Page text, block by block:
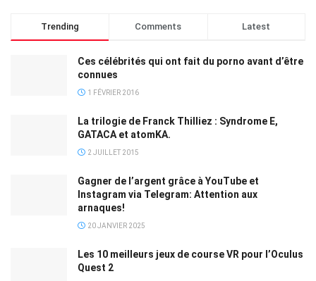
Trending Comments Latest
Ces célébrités qui ont fait du porno avant d’être
connues
1 FÉVRIER 2016
La trilogie de Franck Thilliez : Syndrome E,
GATACA et atomKA.
2 JUILLET 2015
Gagner de l’argent grâce à YouTube et
Instagram via Telegram: Attention aux
arnaques!
20 JANVIER 2025
Les 10 meilleurs jeux de course VR pour l’Oculus
Quest 2